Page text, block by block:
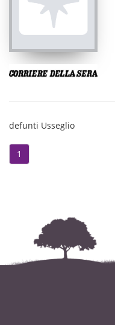
defunti Usseglio
1